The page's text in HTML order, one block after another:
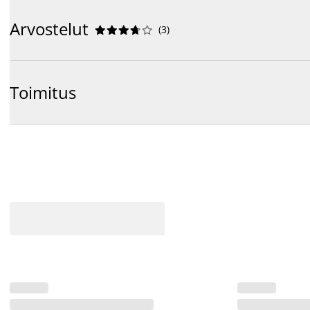
Arvostelut 




 (3)
Toimitus